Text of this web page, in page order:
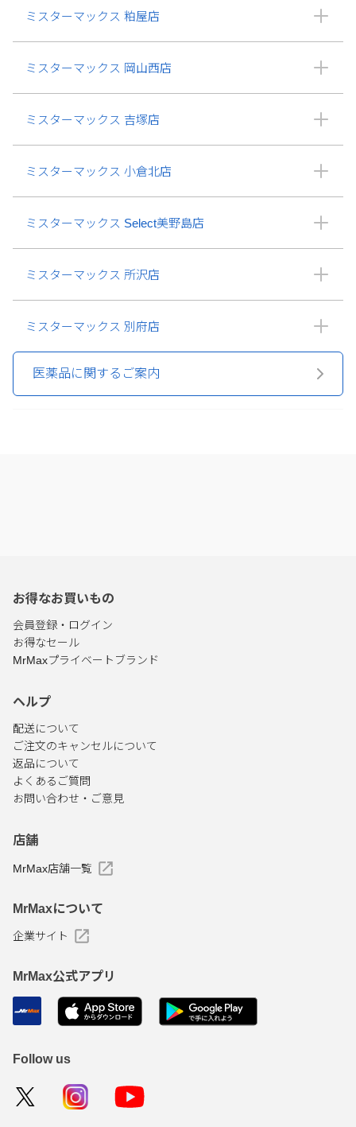
ミスターマックス 粕屋店
ミスターマックス 岡山西店
ミスターマックス 吉塚店
ミスターマックス 小倉北店
ミスターマックス Select美野島店
ミスターマックス 所沢店
ミスターマックス 別府店
医薬品に関するご案内
お得なお買いもの
会員登録・ログイン
お得なセール
MrMaxプライベートブランド
ヘルプ
配送について
ご注文のキャンセルについて
返品について
よくあるご質問
お問い合わせ・ご意見
店舗
MrMax店舗一覧
MrMaxについて
企業サイト
MrMax公式アプリ
Follow us